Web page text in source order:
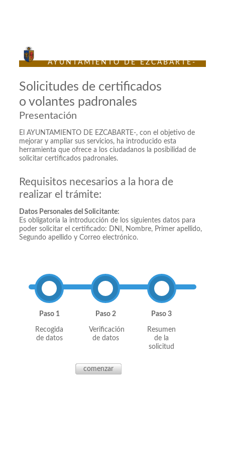
AYUNTAMIENTO DE EZCABARTE-
Solicitudes de certificados
o volantes padronales
Presentación
El AYUNTAMIENTO DE EZCABARTE-, con el objetivo de
mejorar y ampliar sus servicios, ha introducido esta
herramienta que ofrece a los ciudadanos la posibilidad de
solicitar certificados padronales.
Requisitos necesarios a la hora de
realizar el trámite:
Datos Personales del Solicitante:
Es obligatoria la introducción de los siguientes datos para
poder solicitar el certificado: DNI, Nombre, Primer apellido,
Segundo apellido y Correo electrónico.
Paso 1
Recogida
de datos
Paso 2
Verificación
de datos
Paso 3
Resumen
de la
solicitud